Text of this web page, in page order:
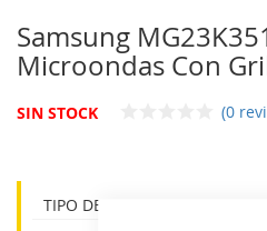
Samsung
Microondas Con
SIN STOCK (0
TIPO DE CONTROL:TACTIL,DIAL
comienzo
de
la
de